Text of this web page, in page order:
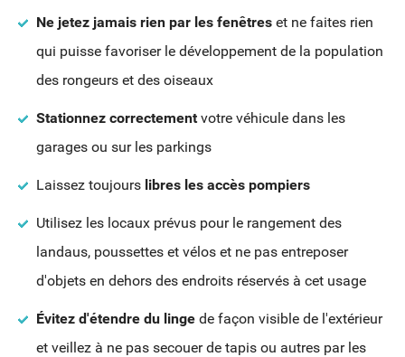
Ne jetez jamais rien par les fenêtres et ne faites rien
qui puisse favoriser le développement de la population
des rongeurs et des oiseaux
Stationnez correctement votre véhicule dans les
garages ou sur les parkings
Laissez toujours libres les accès pompiers
Utilisez les locaux prévus pour le rangement des
landaus, poussettes et vélos et ne pas entreposer
d'objets en dehors des endroits réservés à cet usage
Évitez d'étendre du linge de façon visible de l'extérieur
et veillez à ne pas secouer de tapis ou autres par les